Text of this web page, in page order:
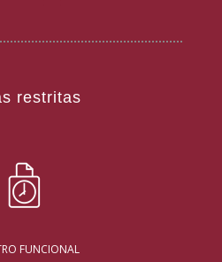
restritas
FUNCIONAL